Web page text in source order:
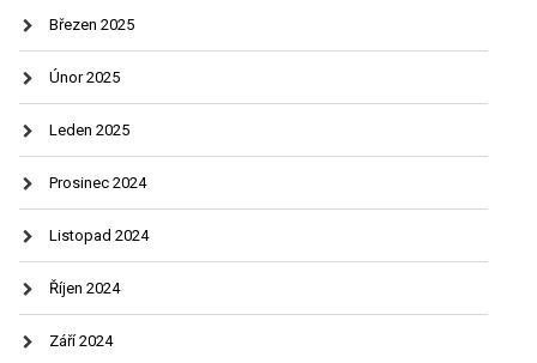
Březen 2025
Únor 2025
Leden 2025
Prosinec 2024
Listopad 2024
Říjen 2024
Září 2024